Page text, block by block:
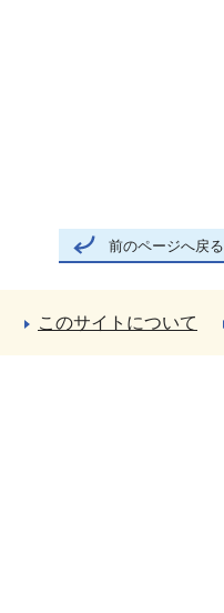
前のページへ戻る
このサイトについて